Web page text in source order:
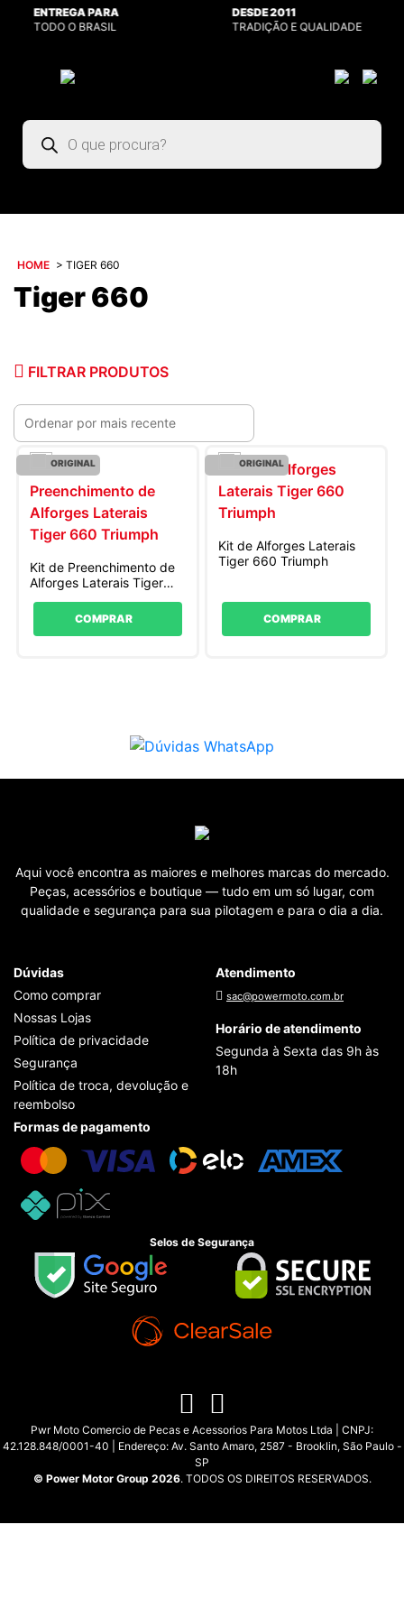
ENTREGA PARA
TODO O BRASIL
DESDE 2011
TRADIÇÃO E QUALIDADE
Pesquisar
produtos
HOME > TIGER 660
Tiger 660
FILTRAR PRODUTOS
ORIGINAL
Kit de Preenchimento de
Alforges Laterais Tiger
COMPRAR
ORIGINAL
Kit de Alforges Laterais
Tiger 660 Triumph
COMPRAR
Aqui você encontra as maiores e melhores marcas do mercado.
Peças, acessórios e boutique — tudo em um só lugar, com
qualidade e segurança para sua pilotagem e para o dia a dia.
Dúvidas
Como comprar
Nossas Lojas
Política de privacidade
Segurança
Política de troca, devolução e
reembolso
Atendimento
sac@powermoto.com.br
Horário de atendimento
Segunda à Sexta das 9h às
18h
Formas de pagamento
Selos de Segurança
Pwr Moto Comercio de Pecas e Acessorios Para Motos Ltda | CNPJ:
42.128.848/0001-40 | Endereço: Av. Santo Amaro, 2587 - Brooklin, São Paulo -
SP
© Power Motor Group 2026. TODOS OS DIREITOS RESERVADOS.